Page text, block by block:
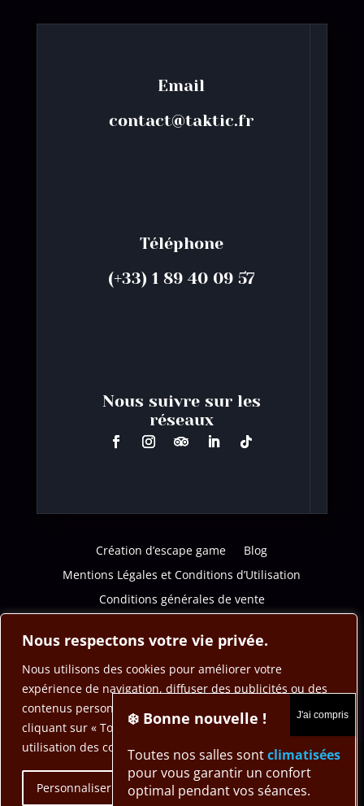
Nous respectons votre vie privée.
Nous utilisons des cookies pour améliorer votre
expérience de navigation, diffuser des publicités ou des
contenus personnalisés et analyser notre trafic. En
cliquant sur « Tout accepter », vous consentez à notre
utilisation des cookies.
Personnaliser Tout rejeter Accepter tout
Email
contact@taktic.fr
Téléphone
(+33) 1 89 40 09 57
Nous suivre sur les
réseaux
Création d’escape game
Blog
Mentions Légales et Conditions d’Utilisation
Conditions générales de vente
❄️ Bonne nouvelle !
Toutes nos salles sontclimatisées
pour vous garantir un confort
optimal pendant vos séances.